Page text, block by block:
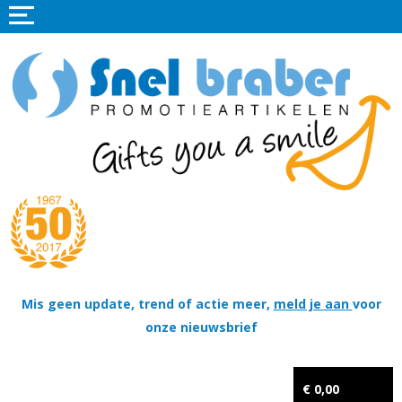
Mis geen update, trend of actie meer, meld je aan voor
onze nieuwsbrief
€ 0,00
Home
Promotieartikelen
Tassen
Thema's